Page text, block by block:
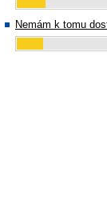
Nemám k tomu